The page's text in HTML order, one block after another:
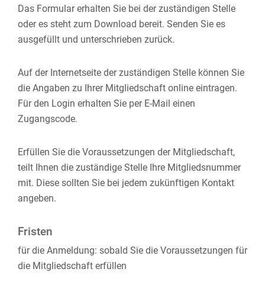
Das Formular erhalten Sie bei der zuständigen Stelle
oder es steht zum Download bereit. Senden Sie es
ausgefüllt und unterschrieben zurück.
Auf der Internetseite der zuständigen Stelle können Sie
die Angaben zu Ihrer Mitgliedschaft online eintragen.
Für den Login erhalten Sie per E-Mail einen
Zugangscode.
Erfüllen Sie die Voraussetzungen der Mitgliedschaft,
teilt Ihnen die zuständige Stelle Ihre Mitgliedsnummer
mit. Diese sollten Sie bei jedem zukünftigen Kontakt
angeben.
Fristen
für die Anmeldung: sobald Sie die Voraussetzungen für
die Mitgliedschaft erfüllen